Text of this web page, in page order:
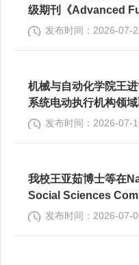
级期刊《Advanced
表研究论文
发布时间：2026-07-
机械与自动化学院王
系统电动执行机构领
发布时间：2026-07-
我校王亚茹博士等在
Social Sciences
发布时间：2026-07-